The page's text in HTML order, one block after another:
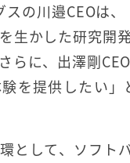
の川邉CEOは
生かした研究開
らに、出澤剛
を提供したい
として、ソフト